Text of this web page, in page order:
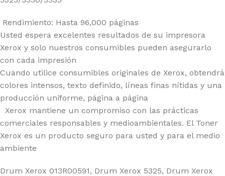
Rendimiento: Hasta 96,000 páginas
Usted espera excelentes resultados de su impresora
Xerox y solo nuestros consumibles pueden asegurarlo
con cada impresión
Cuando utilice consumibles originales de Xerox, obtendrá
colores intensos, texto definido, líneas finas nítidas y una
producción uniforme, página a página
Xerox mantiene un compromiso con las prácticas
comerciales responsables y medioambientales. El Toner
Xerox es un producto seguro para usted y para el medio
ambiente
Drum Xerox 013R00591, Drum Xerox 5325, Drum Xerox